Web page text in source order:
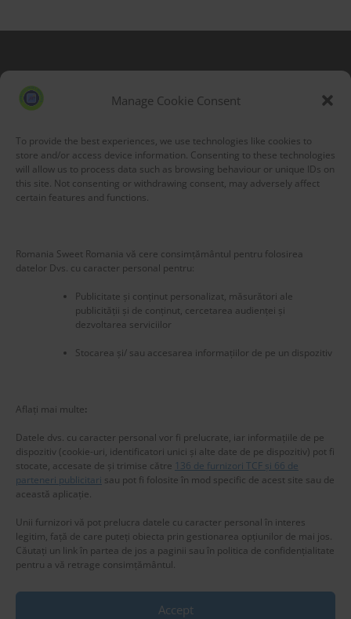
Manage Cookie Consent
To provide the best experiences, we use technologies like cookies to
store and/or access device information. Consenting to these technologies
will allow us to process data such as browsing behaviour or unique IDs on
this site. Not consenting or withdrawing consent, may adversely affect
certain features and functions.
Romania Sweet Romania vă cere consimțământul pentru folosirea
datelor Dvs. cu caracter personal pentru:
Publicitate și conținut personalizat, măsurători ale
publicității și de conținut, cercetarea audienței și
dezvoltarea serviciilor
Stocarea și/ sau accesarea informațiilor de pe un dispozitiv
Aflați mai multe:
Datele dvs. cu caracter personal vor fi prelucrate, iar informațiile de pe
dispozitiv (cookie-uri, identificatori unici și alte date de pe dispozitiv) pot fi
stocate, accesate de și trimise către 136 de furnizori TCF și 66 de
parteneri publicitari sau pot fi folosite în mod specific de acest site sau de
această aplicație.
Unii furnizori vă pot prelucra datele cu caracter personal în interes
legitim, față de care puteți obiecta prin gestionarea opțiunilor de mai jos.
Căutați un link în partea de jos a paginii sau în politica de confidențialitate
pentru a vă retrage consimțământul.
Accept